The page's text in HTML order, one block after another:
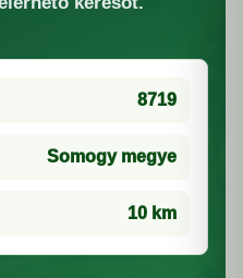
8719
Somogy megye
10 km